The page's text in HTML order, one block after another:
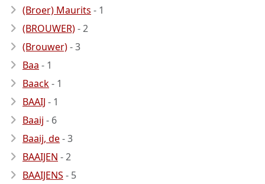
(Broer) Maurits - 1
(BROUWER)- 2
(Brouwer)- 3
Baa - 1
Baack- 1
BAAIJ - 1
Baaij - 6
Baaij, de- 3
BAAIJEN - 2
BAAIJENS - 5